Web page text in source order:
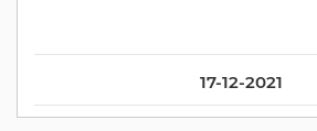
17-12-2021